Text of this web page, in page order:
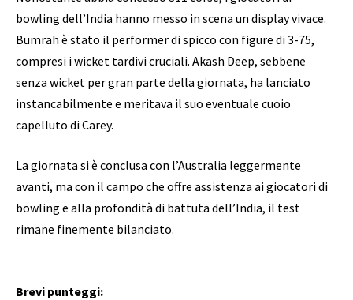
bowling dell’India hanno messo in scena un display vivace.
Bumrah è stato il performer di spicco con figure di 3-75,
compresi i wicket tardivi cruciali. Akash Deep, sebbene
senza wicket per gran parte della giornata, ha lanciato
instancabilmente e meritava il suo eventuale cuoio
capelluto di Carey.
La giornata si è conclusa con l’Australia leggermente
avanti, ma con il campo che offre assistenza ai giocatori di
bowling e alla profondità di battuta dell’India, il test
rimane finemente bilanciato.
Brevi punteggi: